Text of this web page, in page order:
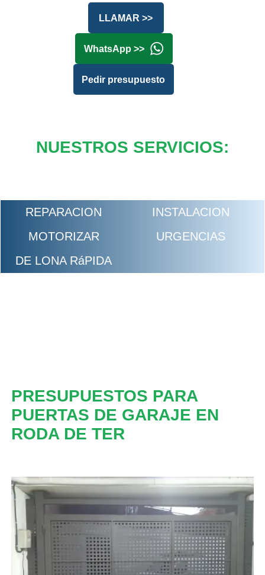
LLAMAR >>
WhatsApp >>
Pedir presupuesto
NUESTROS SERVICIOS:
REPARACION
INSTALACION
MOTORIZAR
URGENCIAS
DE LONA RáPIDA
PRESUPUESTOS PARA
PUERTAS DE GARAJE EN
RODA DE TER